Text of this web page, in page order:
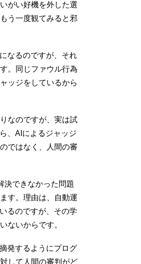
がい好機を外した選
う一度観てみると邪
なるのですが、それ
。同じファウル行為
ッジをしているから
なのですが、実は試
、AIによるジャッジ
ではなく、人間の審
決できなかった問題
す。理由は、自動運
るのですが、その学
ないからです。
発するようにプログ
して人間の審判がど